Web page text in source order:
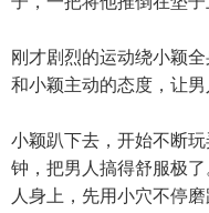
刚才剧烈的运动绕小颖
和小颖主动的态度，让男
小颖趴下去，开始不断
钟，把男人搞得舒服极
人身上，先用小穴不停